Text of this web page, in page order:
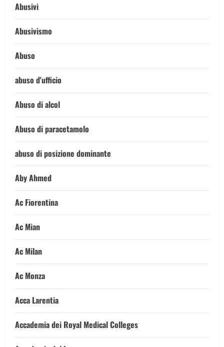
Abusivi
Abusivismo
Abuso
abuso d'ufficio
Abuso di alcol
Abuso di paracetamolo
abuso di posizione dominante
Aby Ahmed
Ac Fiorentina
Ac Mian
Ac Milan
Ac Monza
Acca Larentia
Accademia dei Royal Medical Colleges